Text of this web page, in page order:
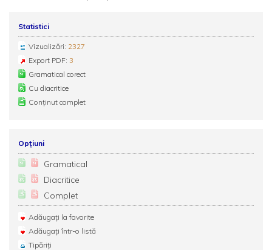
Statistici
Vizualizări: 2327
Export PDF: 3
Gramatical corect
Cu diacritice
Conținut complet
Opțiuni
Gramatical
Diacritice
Complet
Adăugați la favorite
Adăugați într-o listă
Tipăriți